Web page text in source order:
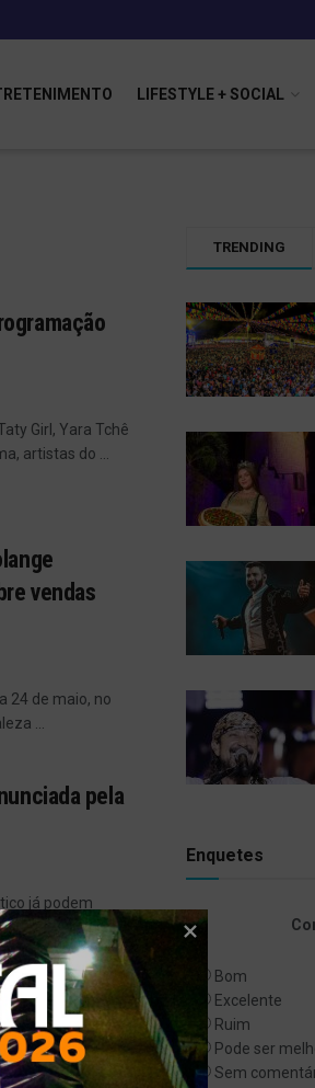
LIFESTYLE + SOCIAL
Girl, Yara Tchê
artistas do ...
vendas
24 de maio, no
...
pela
já podem
no ...
TRENDING
Enquetes
Bom
Excelente
Ruim
Pode ser
Sem